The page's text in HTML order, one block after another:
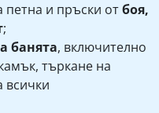
и пръски отбоя,
;
банята, включително
търкане на
всички